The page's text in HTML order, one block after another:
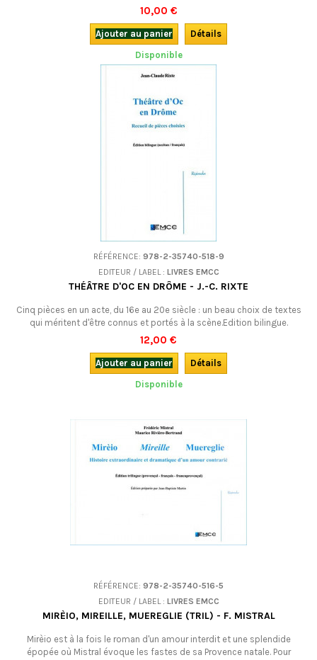
siècle.Edition bilingue occitan (graphie mistralienne)-français.
10,00 €
Ajouter au panier
Détails
Disponible
RÉFÉRENCE: 978-2-35740-518-9
EDITEUR / LABEL : LIVRES EMCC
THÉÂTRE D'OC EN DRÔME - J.-C. RIXTE
Cinq pièces en un acte, du 16e au 20e siècle : un beau choix de textes
qui méritent d'être connus et portés à la scène.Edition bilingue.
12,00 €
Ajouter au panier
Détails
Disponible
RÉFÉRENCE: 978-2-35740-516-5
EDITEUR / LABEL : LIVRES EMCC
MIRÈIO, MIREILLE, MUEREGLIE (TRIL) - F. MISTRAL
Mirèio est à la fois le roman d'un amour interdit et une splendide
épopée où Mistral évoque les fastes de sa Provence natale. Pour